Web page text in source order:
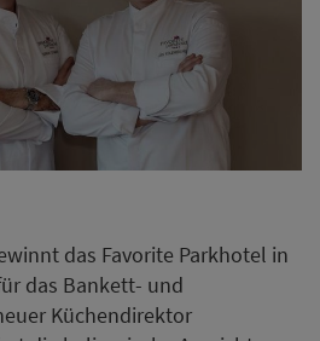
das Favorite Parkhotel in
das Bankett- und
Küchendirektor